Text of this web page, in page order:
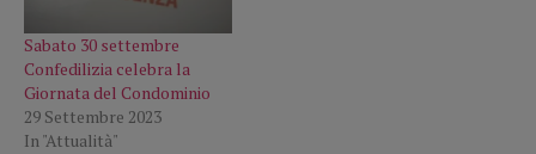
Sabato 30 settembre
Confedilizia celebra la
Giornata del Condominio
29 Settembre 2023
In "Attualità"